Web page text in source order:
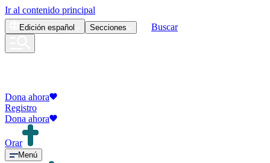
Ir al contenido principal
Edición español Secciones Buscar
Dona ahora
Registro
Dona ahora
Orar
Menú